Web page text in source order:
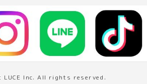
LUCE Inc. All rights reserved.